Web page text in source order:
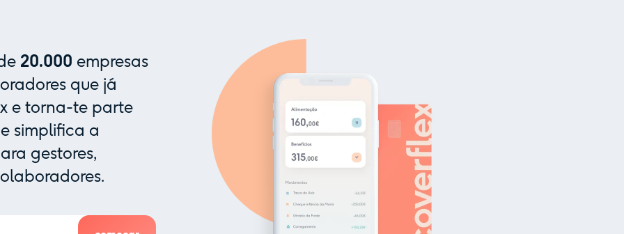
20.000 empresas
que já
e torna-te parte
simplifica a
gestores,